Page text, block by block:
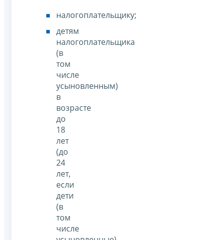
налогоплательщику;
детям
налогоплательщика
(в
том
числе
усыновленным)
в
возрасте
до
18
лет
(до
24
лет,
если
дети
(в
том
числе